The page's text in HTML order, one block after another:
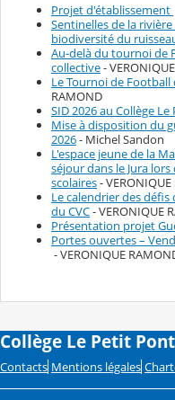
Projet d'établissement
Sentinelles de la
biodiversité du
Au-delà du tournoi de
collective-
Le Tournoi de
RAMOND
SID 2026 au Collège
Mise à disposition du
2026- Michel Sandon
L'espace jeune de la
séjour dans le Jura
scolaires-
Le calendrier des
du CVC- VERONIQUE
Présentation projet
Portes ouvertes –
- VERONIQUE
Collège Le Petit Pont
Contacts Mentions légales